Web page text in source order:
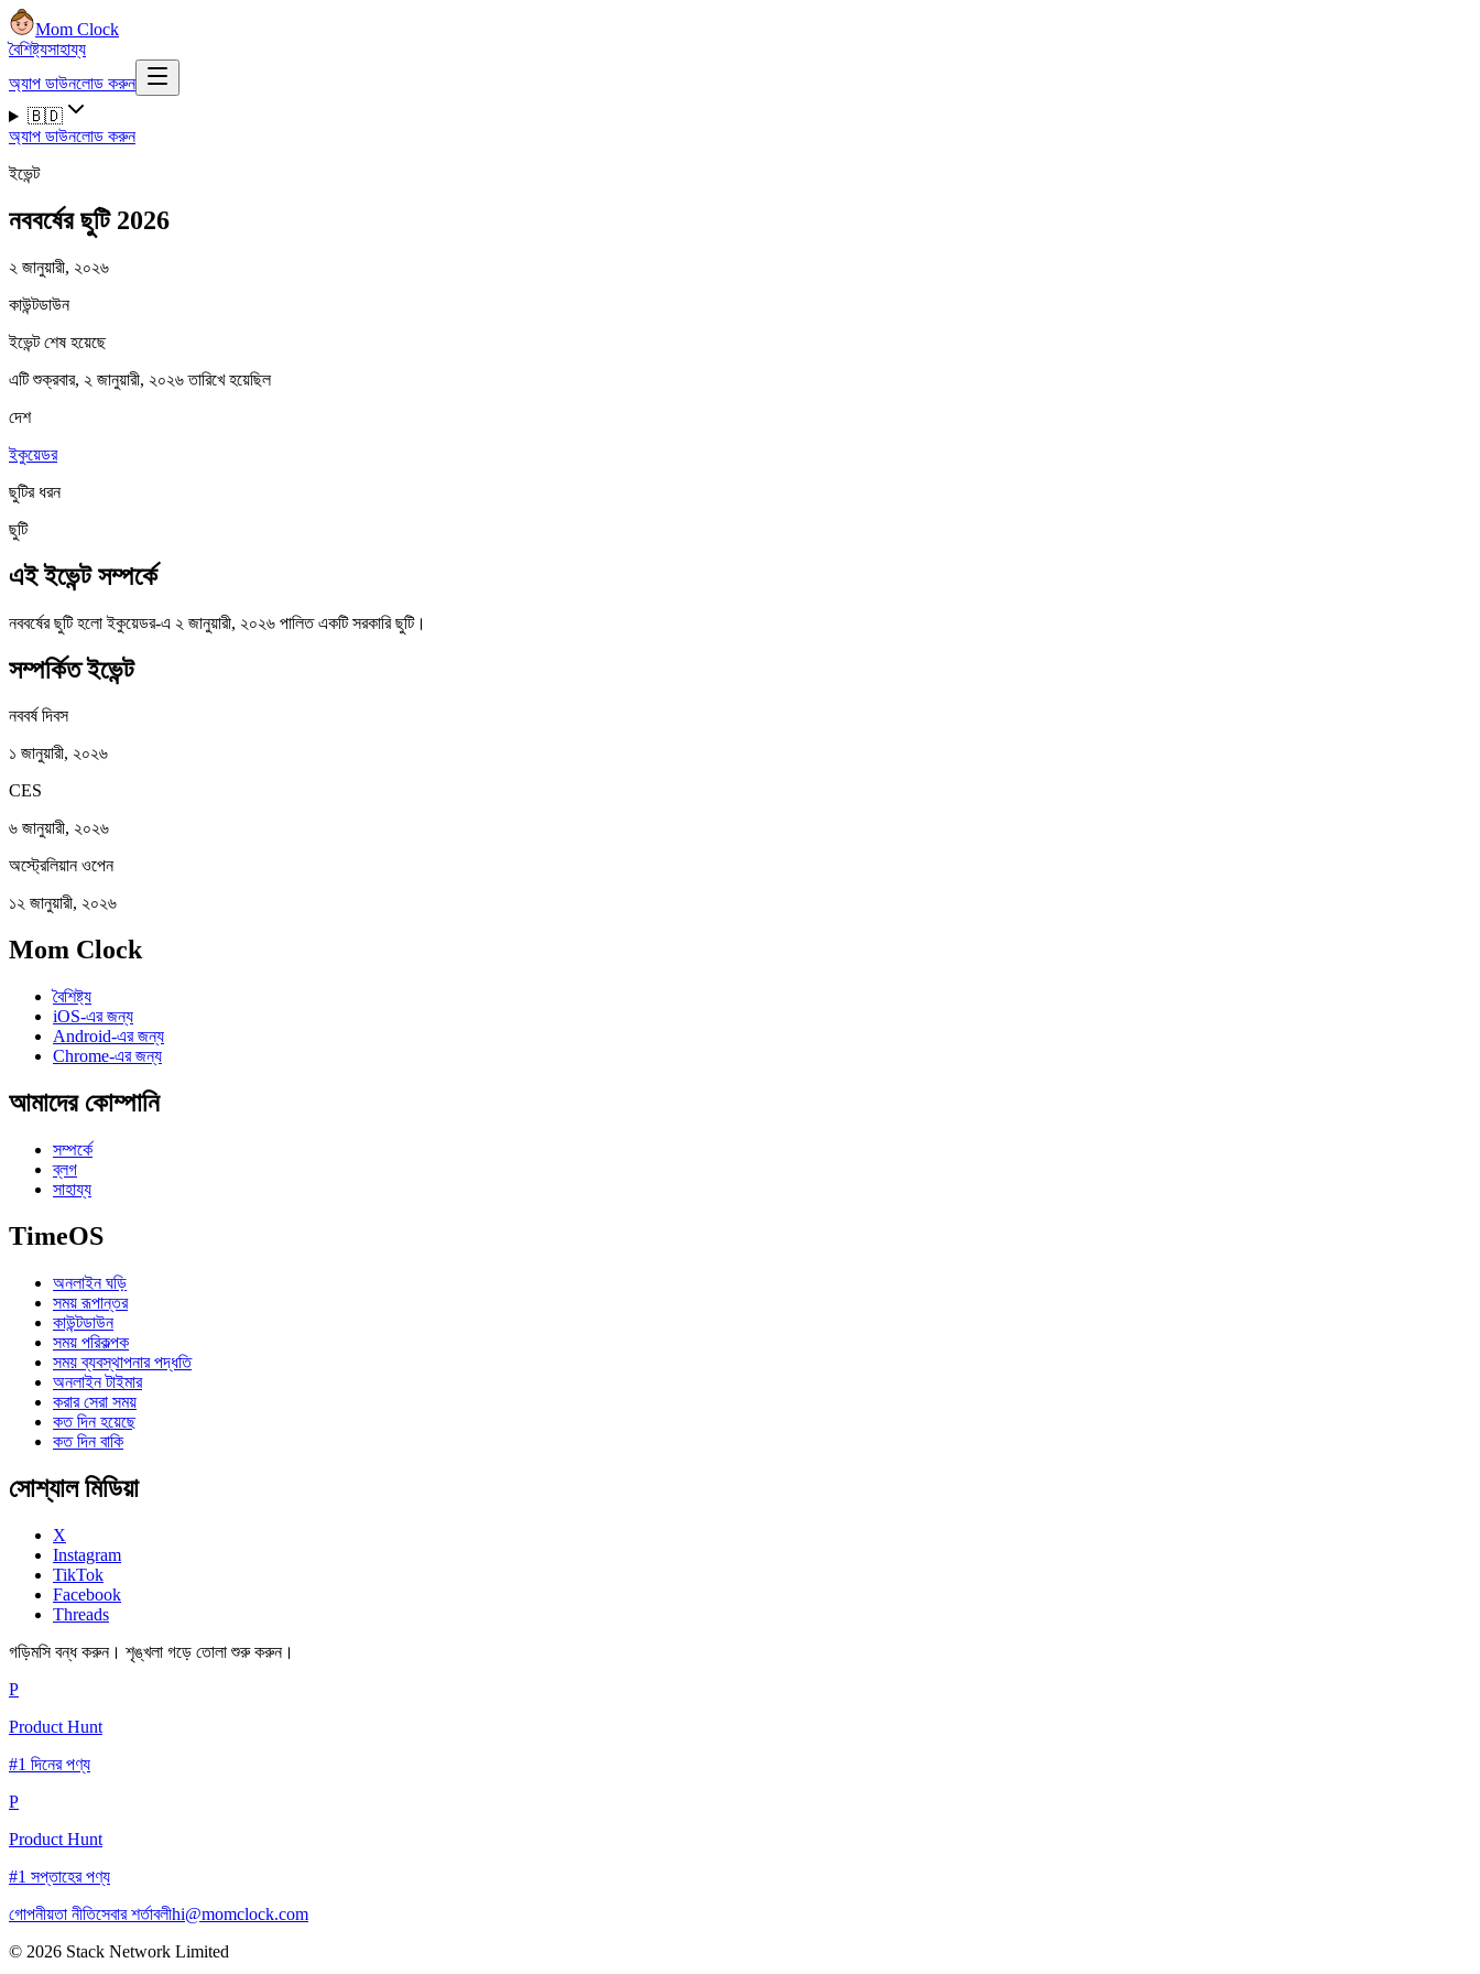
Mom Clock
বৈশিষ্ট্যসাহায্য
অ্যাপ ডাউনলোড করুন
🇧🇩
অ্যাপ ডাউনলোড করুন
ইভেন্ট
নববর্ষের ছুটি 2026
২ জানুয়ারী, ২০২৬
কাউন্টডাউন
ইভেন্ট শেষ হয়েছে
এটি শুক্রবার, ২ জানুয়ারী, ২০২৬ তারিখে হয়েছিল
দেশ
ইকুয়েডর
ছুটির ধরন
ছুটি
এই ইভেন্ট সম্পর্কে
নববর্ষের ছুটি হলো ইকুয়েডর-এ ২ জানুয়ারী, ২০২৬ পালিত একটি সরকারি ছুটি।
সম্পর্কিত ইভেন্ট
নববর্ষ দিবস
১ জানুয়ারী, ২০২৬
CES
৬ জানুয়ারী, ২০২৬
অস্ট্রেলিয়ান ওপেন
১২ জানুয়ারী, ২০২৬
Mom Clock
বৈশিষ্ট্য
iOS-এর জন্য
Android-এর জন্য
Chrome-এর জন্য
আমাদের কোম্পানি
সম্পর্কে
ব্লগ
সাহায্য
TimeOS
অনলাইন ঘড়ি
সময় রূপান্তর
কাউন্টডাউন
সময় পরিকল্পক
সময় ব্যবস্থাপনার পদ্ধতি
অনলাইন টাইমার
করার সেরা সময়
কত দিন হয়েছে
কত দিন বাকি
সোশ্যাল মিডিয়া
X
Instagram
TikTok
Facebook
Threads
গড়িমসি বন্ধ করুন। শৃঙ্খলা গড়ে তোলা শুরু করুন।
P
Product Hunt
#1 দিনের পণ্য
P
Product Hunt
#1 সপ্তাহের পণ্য
গোপনীয়তা নীতিসেবার শর্তাবলীhi@momclock.com
© 2026 Stack Network Limited